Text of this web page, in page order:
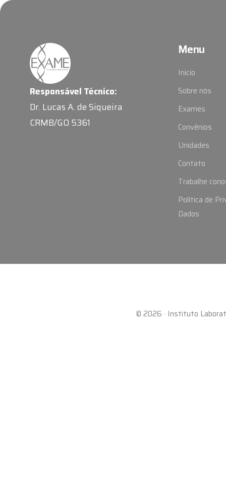
Responsável Técnico:
Dr. Lucas A. de Siqueira
CRMB/GO 5361
Menu
Início
Sobre nós
Exames
Convênios
Unidades
Contato
Trabalhe
Política de
Dados
© 2026 · Instituto